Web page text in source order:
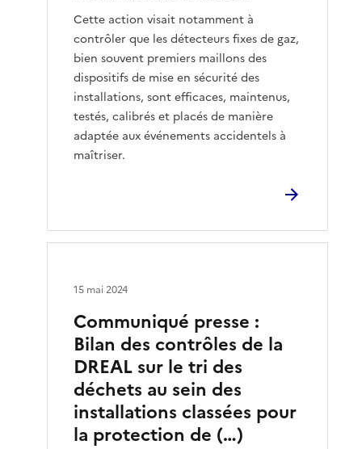
Cette action visait notamment à
contrôler que les détecteurs fixes de gaz,
bien souvent premiers maillons des
dispositifs de mise en sécurité des
installations, sont efficaces, maintenus,
testés, calibrés et placés de manière
adaptée aux événements accidentels à
maîtriser.
Communiqué presse :
Bilan des contrôles de la
DREAL sur le tri des
déchets au sein des
installations classées pour
la protection de (…)
15 mai 2024